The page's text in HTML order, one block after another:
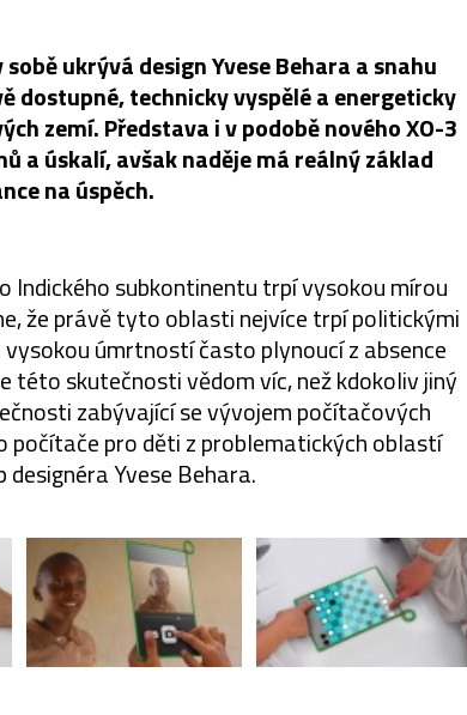
sobě ukrývá design Yvese Behara a snahu
dostupné, technicky vyspělé a energeticky
zemí. Představa i v podobě nového XO-3
a úskalí, avšak naděje má reálný základ
na úspěch.
Indického subkontinentu trpí vysokou mírou
že právě tyto oblasti nejvíce trpí politickými
úmrtností často plynoucí z absence
této skutečnosti vědom víc, než kdokoliv jiný
zabývající se vývojem počítačových
počítače pro děti z problematických oblastí
Yvese Behara.